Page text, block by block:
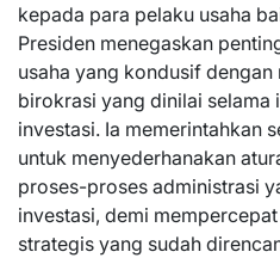
kepada para pelaku usaha
Presiden menegaskan
usaha yang kondusif
birokrasi yang dinilai selama
investasi. Ia memerintahkan
untuk menyederhanakan
proses-proses administrasi
investasi, demi
strategis yang sudah